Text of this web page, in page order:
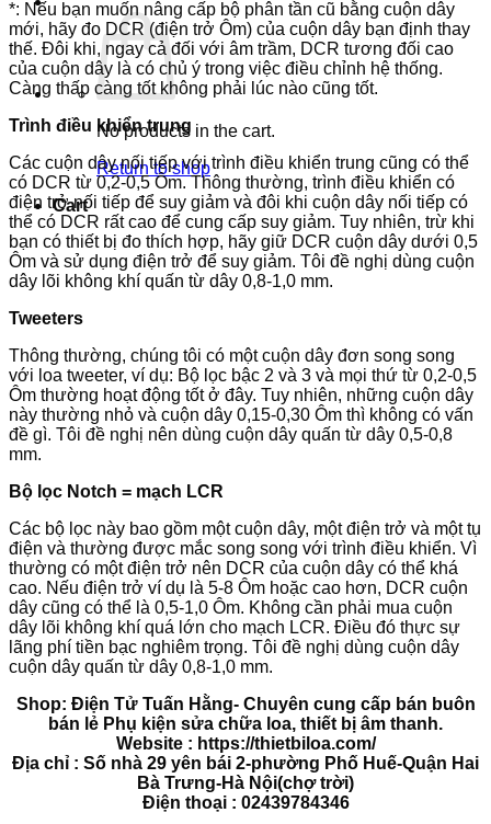
No products in the cart.
Return to shop
Cart
*: Nếu bạn muốn nâng cấp bộ phân tần cũ bằng cuộn dây
mới, hãy đo DCR (điện trở Ôm) của cuộn dây bạn định thay
thế. Đôi khi, ngay cả đối với âm trầm, DCR tương đối cao
của cuộn dây là có chủ ý trong việc điều chỉnh hệ thống.
Càng thấp càng tốt không phải lúc nào cũng tốt.
Trình điều khiển trung
Các cuộn dây nối tiếp với trình điều khiển trung cũng có thể
có DCR từ 0,2-0,5 Ôm. Thông thường, trình điều khiển có
điện trở nối tiếp để suy giảm và đôi khi cuộn dây nối tiếp có
thể có DCR rất cao để cung cấp suy giảm. Tuy nhiên, trừ khi
bạn có thiết bị đo thích hợp, hãy giữ DCR cuộn dây dưới 0,5
Ôm và sử dụng điện trở để suy giảm. Tôi đề nghị dùng cuộn
dây lõi không khí quấn từ dây 0,8-1,0 mm.
Tweeters
Thông thường, chúng tôi có một cuộn dây đơn song song
với loa tweeter, ví dụ: Bộ lọc bậc 2 và 3 và mọi thứ từ 0,2-0,5
Ôm thường hoạt động tốt ở đây. Tuy nhiên, những cuộn dây
này thường nhỏ và cuộn dây 0,15-0,30 Ôm thì không có vấn
đề gì. Tôi đề nghị nên dùng cuộn dây quấn từ dây 0,5-0,8
mm.
Bộ lọc Notch = mạch LCR
Các bộ lọc này bao gồm một cuộn dây, một điện trở và một tụ
điện và thường được mắc song song với trình điều khiển. Vì
thường có một điện trở nên DCR của cuộn dây có thể khá
cao. Nếu điện trở ví dụ là 5-8 Ôm hoặc cao hơn, DCR cuộn
dây cũng có thể là 0,5-1,0 Ôm. Không cần phải mua cuộn
dây lõi không khí quá lớn cho mạch LCR. Điều đó thực sự
lãng phí tiền bạc nghiêm trọng. Tôi đề nghị dùng cuộn dây
cuộn dây quấn từ dây 0,8-1,0 mm.
Shop: Điện Tử Tuấn Hằng- Chuyên cung cấp bán buôn
bán lẻ Phụ kiện sửa chữa loa, thiết bị âm thanh.
Website : https://thietbiloa.com/
Địa chỉ : Số nhà 29 yên bái 2-phường Phố Huế-Quận Hai
Bà Trưng-Hà Nội(chợ trời)
Điện thoại : 02439784346